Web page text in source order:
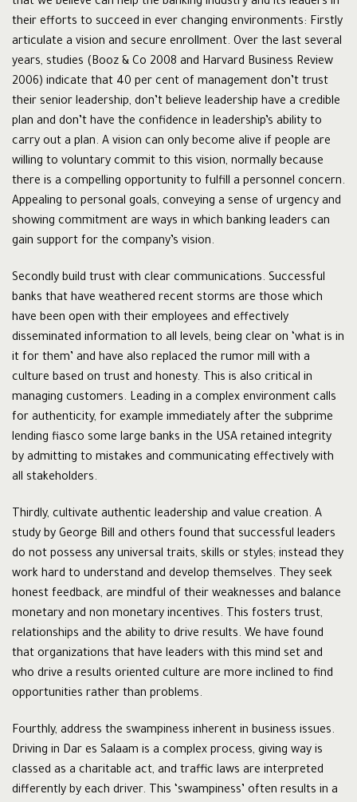
that we believe can help the banking industry and its leaders in
their efforts to succeed in ever changing environments: Firstly
articulate a vision and secure enrollment. Over the last several
years, studies (Booz & Co 2008 and Harvard Business Review
2006) indicate that 40 per cent of management don’t trust
their senior leadership, don’t believe leadership have a credible
plan and don’t have the confidence in leadership’s ability to
carry out a plan. A vision can only become alive if people are
willing to voluntary commit to this vision, normally because
there is a compelling opportunity to fulfill a personnel concern.
Appealing to personal goals, conveying a sense of urgency and
showing commitment are ways in which banking leaders can
gain support for the company’s vision.
Secondly build trust with clear communications. Successful
banks that have weathered recent storms are those which
have been open with their employees and effectively
disseminated information to all levels, being clear on ‘what is in
it for them’ and have also replaced the rumor mill with a
culture based on trust and honesty. This is also critical in
managing customers. Leading in a complex environment calls
for authenticity, for example immediately after the subprime
lending fiasco some large banks in the USA retained integrity
by admitting to mistakes and communicating effectively with
all stakeholders.
Thirdly, cultivate authentic leadership and value creation. A
study by George Bill and others found that successful leaders
do not possess any universal traits, skills or styles; instead they
work hard to understand and develop themselves. They seek
honest feedback, are mindful of their weaknesses and balance
monetary and non monetary incentives. This fosters trust,
relationships and the ability to drive results. We have found
that organizations that have leaders with this mind set and
who drive a results oriented culture are more inclined to find
opportunities rather than problems.
Fourthly, address the swampiness inherent in business issues.
Driving in Dar es Salaam is a complex process, giving way is
classed as a charitable act, and traffic laws are interpreted
differently by each driver. This ‘swampiness’ often results in a